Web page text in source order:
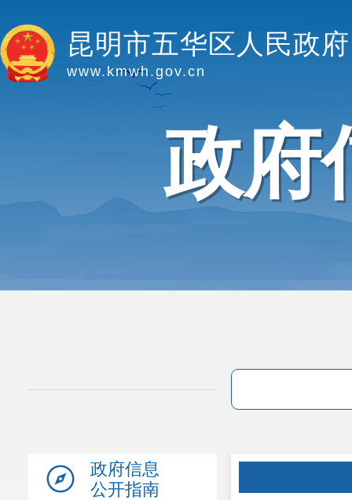
昆明市五华区人民政府
www.kmwh.gov.cn
政府
政府信息
公开指南